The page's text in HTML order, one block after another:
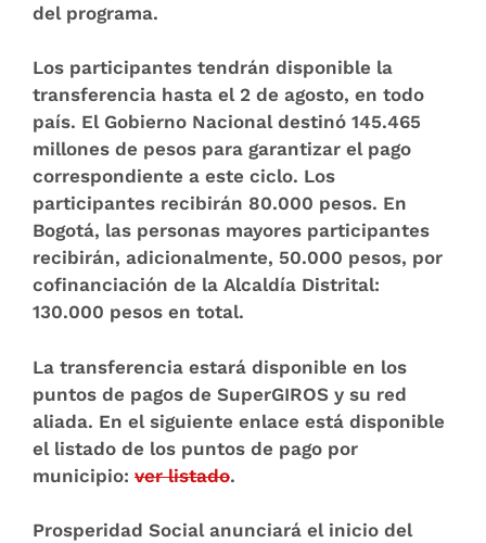
del programa.
Los participantes tendrán disponible la
transferencia hasta el 2 de agosto, en todo
país. El Gobierno Nacional destinó 145.465
millones de pesos para garantizar el pago
correspondiente a este ciclo. Los
participantes recibirán 80.000 pesos. En
Bogotá, las personas mayores participantes
recibirán, adicionalmente, 50.000 pesos, por
cofinanciación de la Alcaldía Distrital:
130.000 pesos en total.
La transferencia estará disponible en los
puntos de pagos de SuperGIROS y su red
aliada. En el siguiente enlace está disponible
el listado de los puntos de pago por
municipio: ver listado.
Prosperidad Social anunciará el inicio del